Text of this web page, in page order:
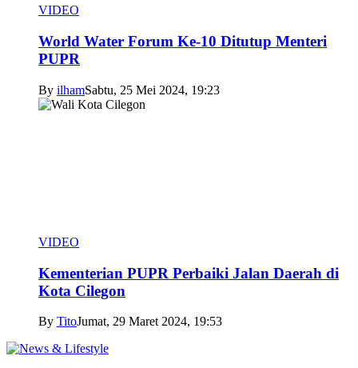
VIDEO
World Water Forum Ke-10 Ditutup Menteri
PUPR
By ilhamSabtu, 25 Mei 2024, 19:23
VIDEO
Kementerian PUPR Perbaiki Jalan Daerah di
Kota Cilegon
By TitoJumat, 29 Maret 2024, 19:53